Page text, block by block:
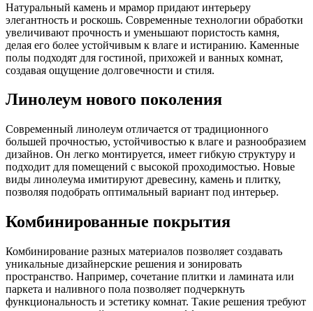
Натуральный камень и мрамор придают интерьеру
элегантность и роскошь. Современные технологии обработки
увеличивают прочность и уменьшают пористость камня,
делая его более устойчивым к влаге и истиранию. Каменные
полы подходят для гостиной, прихожей и ванных комнат,
создавая ощущение долговечности и стиля.
Линолеум нового поколения
Современный линолеум отличается от традиционного
большей прочностью, устойчивостью к влаге и разнообразием
дизайнов. Он легко монтируется, имеет гибкую структуру и
подходит для помещений с высокой проходимостью. Новые
виды линолеума имитируют древесину, камень и плитку,
позволяя подобрать оптимальный вариант под интерьер.
Комбинированные покрытия
Комбинирование разных материалов позволяет создавать
уникальные дизайнерские решения и зонировать
пространство. Например, сочетание плитки и ламината или
паркета и наливного пола позволяет подчеркнуть
функциональность и эстетику комнат. Такие решения требуют